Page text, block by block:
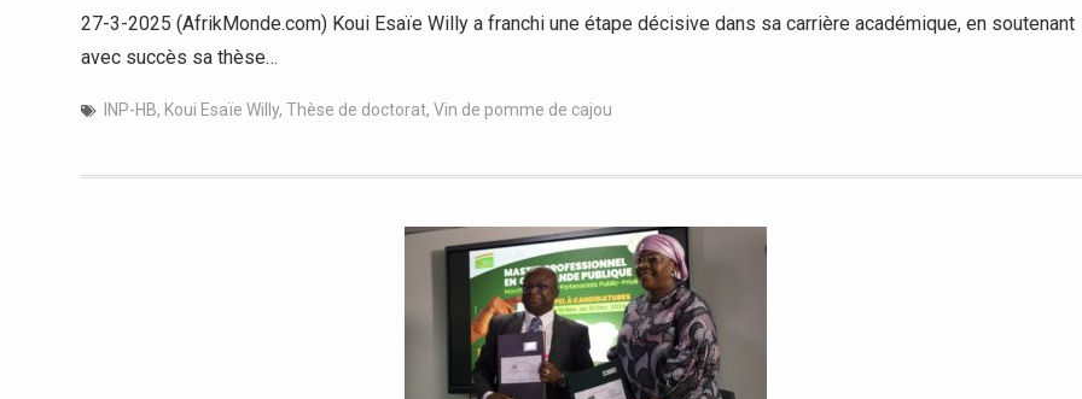
27-3-2025 (AfrikMonde.com) Koui Esaïe Willy a franchi une étape décisive dans sa carrière académique, en soutenant
avec succès sa thèse…
INP-HB, Koui Esaïe Willy, Thèse de doctorat, Vin de pomme de cajou